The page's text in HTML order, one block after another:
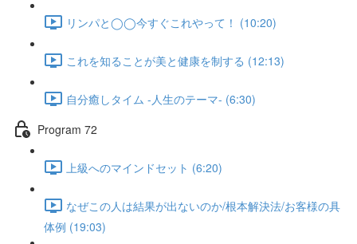
リンパと◯◯今すぐこれやって！ (10:20)
これを知ることが美と健康を制する (12:13)
自分癒しタイム -人生のテーマ- (6:30)
Program 72
上級へのマインドセット (6:20)
なぜこの人は結果が出ないのか/根本解決法/お客様の具
体例 (19:03)